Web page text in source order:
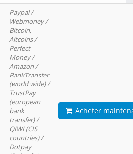
Paypal /
Webmoney /
Bitcoin,
Altcoins /
Perfect
Money /
Amazon /
BankTransfer
(world wide) /
TrustPay
(european
bank
transfer) /
QIWI (CIS
countries) /
Dotpay
Acheter